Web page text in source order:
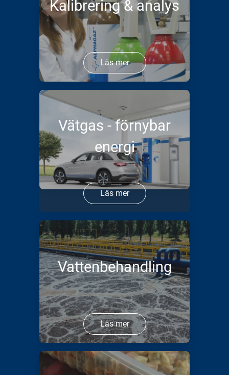
Kalibrering & analys
Läs mer
Vätgas - förnybar
energi
Läs mer
Vattenbehandling
Läs mer